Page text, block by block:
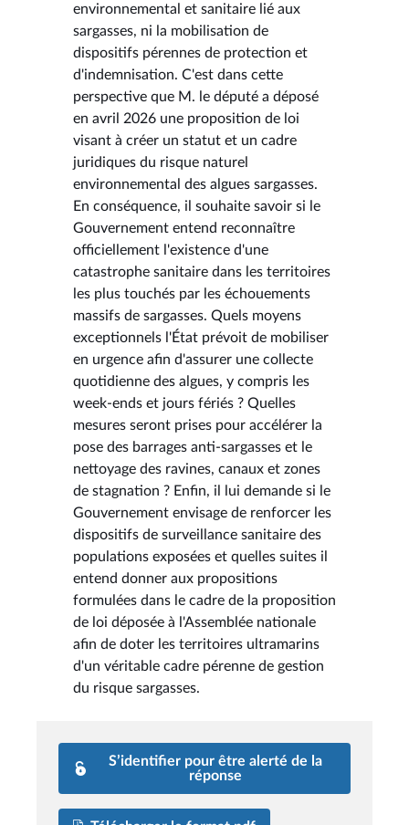
environnemental et sanitaire lié aux
sargasses, ni la mobilisation de
dispositifs pérennes de protection et
d'indemnisation. C'est dans cette
perspective que M. le député a déposé
en avril 2026 une proposition de loi
visant à créer un statut et un cadre
juridiques du risque naturel
environnemental des algues sargasses.
En conséquence, il souhaite savoir si le
Gouvernement entend reconnaître
officiellement l'existence d'une
catastrophe sanitaire dans les territoires
les plus touchés par les échouements
massifs de sargasses. Quels moyens
exceptionnels l'État prévoit de mobiliser
en urgence afin d'assurer une collecte
quotidienne des algues, y compris les
week-ends et jours fériés ? Quelles
mesures seront prises pour accélérer la
pose des barrages anti-sargasses et le
nettoyage des ravines, canaux et zones
de stagnation ? Enfin, il lui demande si le
Gouvernement envisage de renforcer les
dispositifs de surveillance sanitaire des
populations exposées et quelles suites il
entend donner aux propositions
formulées dans le cadre de la proposition
de loi déposée à l'Assemblée nationale
afin de doter les territoires ultramarins
d'un véritable cadre pérenne de gestion
du risque sargasses.
S’identifier pour être alerté de la
réponse